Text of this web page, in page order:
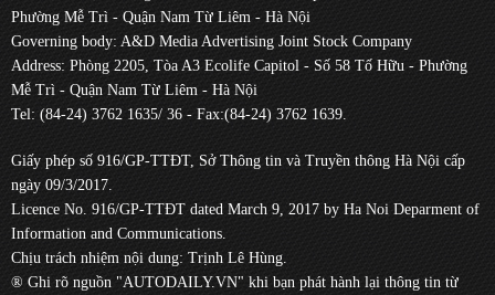
Phường Mễ Trì - Quận Nam Từ Liêm - Hà Nội
Governing body: A&D Media Advertising Joint Stock Company
Address: Phòng 2205, Tòa A3 Ecolife Capitol - Số 58 Tố Hữu - Phường
Mễ Trì - Quận Nam Từ Liêm - Hà Nội
Tel: (84-24) 3762 1635/ 36 - Fax:(84-24) 3762 1639.
Giấy phép số 916/GP-TTĐT, Sở Thông tin và Truyền thông Hà Nội cấp
ngày 09/3/2017.
Licence No. 916/GP-TTĐT dated March 9, 2017 by Ha Noi Deparment of
Information and Communications.
Chịu trách nhiệm nội dung: Trịnh Lê Hùng.
® Ghi rõ nguồn "AUTODAILY.VN" khi bạn phát hành lại thông tin từ